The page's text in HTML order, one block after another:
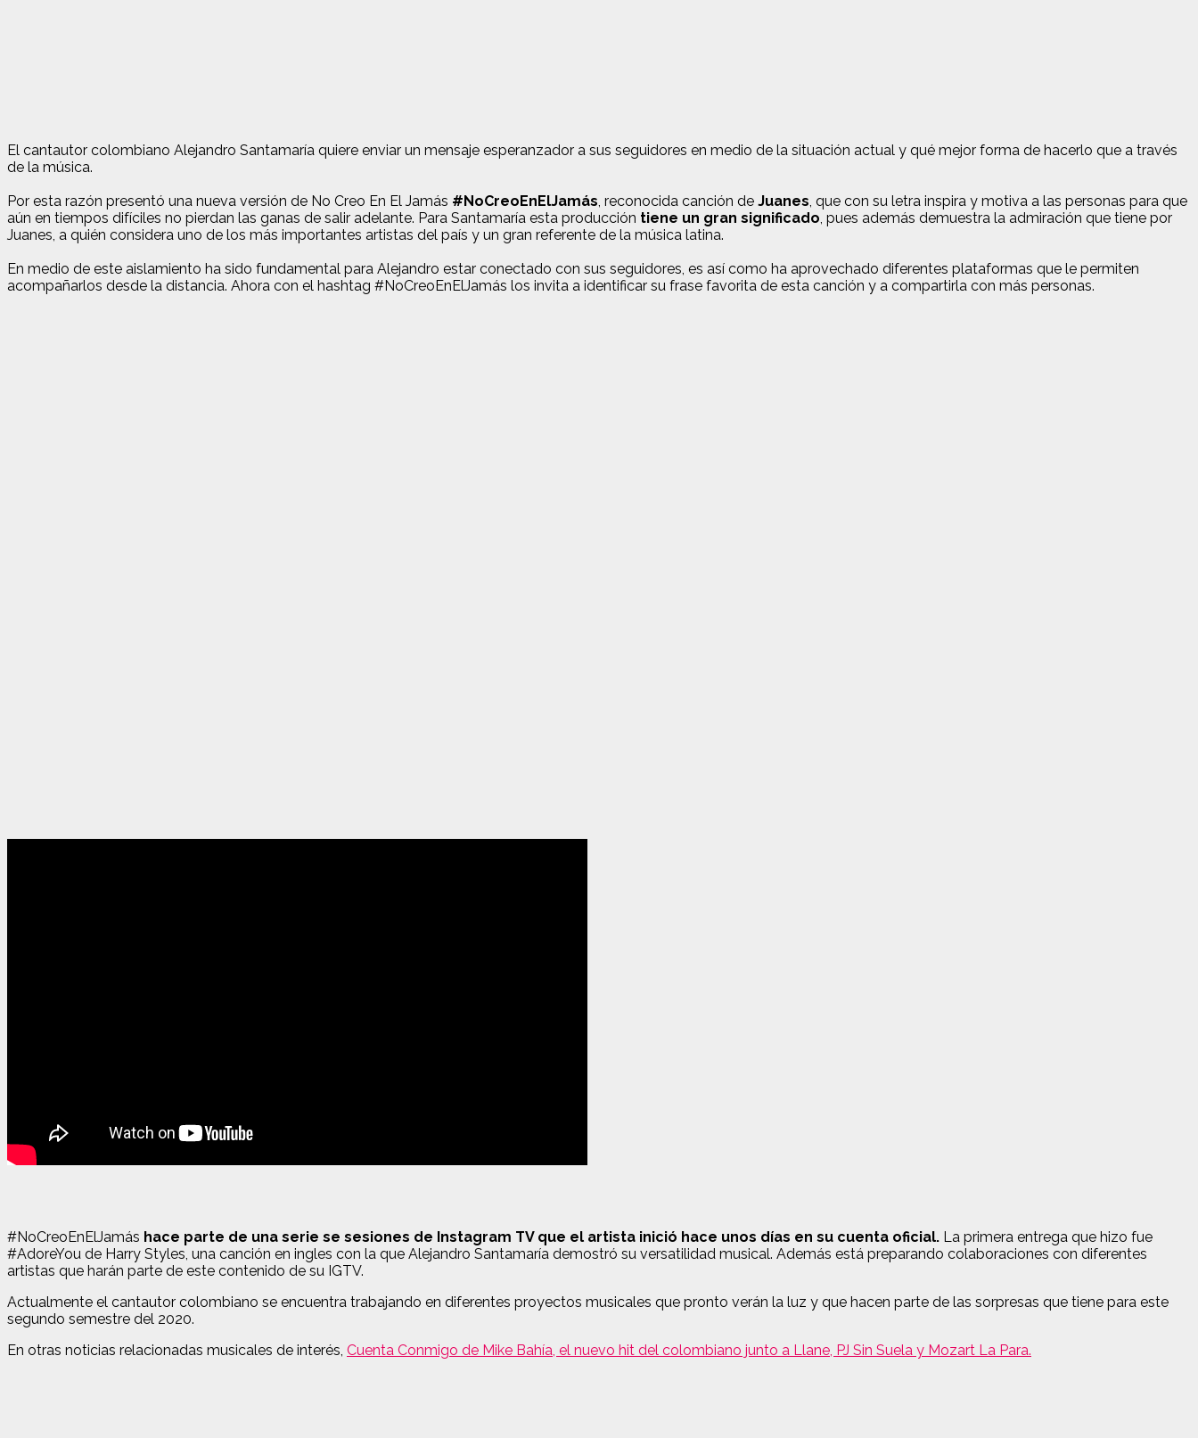
El cantautor colombiano Alejandro Santamaría quiere enviar un mensaje esperanzador a sus seguidores en medio de la situación actual y qué mejor forma de hacerlo que a través
de la música.
Por esta razón presentó una nueva versión de No Creo En El Jamás #NoCreoEnElJamás, reconocida canción de Juanes, que con su letra inspira y motiva a las personas para que
aún en tiempos difíciles no pierdan las ganas de salir adelante. Para Santamaría esta producción tiene un gran significado, pues además demuestra la admiración que tiene por
Juanes, a quién considera uno de los más importantes artistas del país y un gran referente de la música latina.
En medio de este aislamiento ha sido fundamental para Alejandro estar conectado con sus seguidores, es así como ha aprovechado diferentes plataformas que le permiten
acompañarlos desde la distancia. Ahora con el hashtag #NoCreoEnElJamás los invita a identificar su frase favorita de esta canción y a compartirla con más personas.
#NoCreoEnElJamás hace parte de una serie se sesiones de Instagram TV que el artista inició hace unos días en su cuenta oficial. La primera entrega que hizo fue
#AdoreYou de Harry Styles, una canción en ingles con la que Alejandro Santamaría demostró su versatilidad musical. Además está preparando colaboraciones con diferentes
artistas que harán parte de este contenido de su IGTV.
Actualmente el cantautor colombiano se encuentra trabajando en diferentes proyectos musicales que pronto verán la luz y que hacen parte de las sorpresas que tiene para este
segundo semestre del 2020.
En otras noticias relacionadas musicales de interés, Cuenta Conmigo de Mike Bahía, el nuevo hit del colombiano junto a Llane, PJ Sin Suela y Mozart La Para.